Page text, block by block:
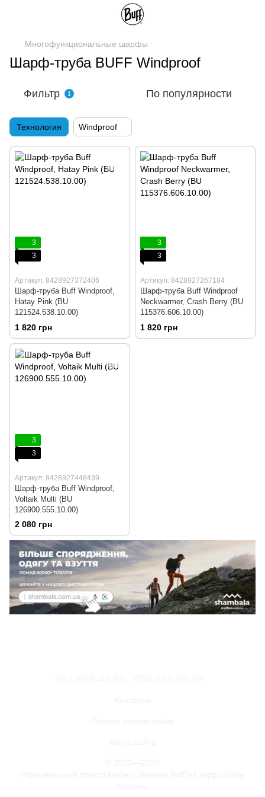
Многофункциональные шарфы
Шарф-труба BUFF Windproof
Фильтр 1 По популярности
Технология Windproof
3
3
Артикул: 8428927372406
Шарф-труба Buff Windproof,
Hatay Pink (BU
121524.538.10.00)
1 820 грн
3
3
Артикул: 8428927267184
Шарф-труба Buff Windproof
Neckwarmer, Crash Berry (BU
115376.606.10.00)
1 820 грн
3
3
Артикул: 8428927448439
Шарф-труба Buff Windproof,
Voltaik Multi (BU
126900.555.10.00)
2 080 грн